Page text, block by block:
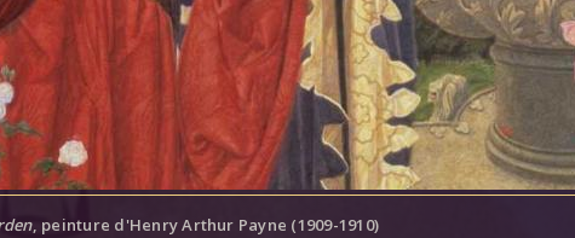
, peinture d'Henry Arthur Payne (1909-1910)